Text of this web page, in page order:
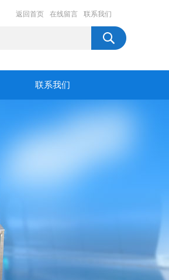
返回首页 在线留言 联系我们
联系我们